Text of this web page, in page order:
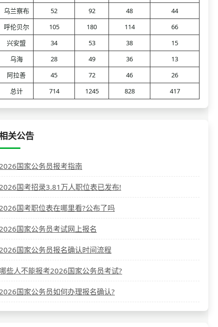
乌兰察布
52 92 48
44
呼伦贝尔
105 180 114
66
兴安盟
34 53 38
15
乌海
28 49 36
13
阿拉善
45 72 46
26
总计
714 1245 828 417
关公告
国家公务员报考指南
国考招录3.81万人职位表已发布!
国考职位表在哪里看?公布了吗
国家公务员考试网上报名
国家公务员报名确认时间流程
些人不能报考2026国家公务员考试?
国家公务员如何办理报名确认?